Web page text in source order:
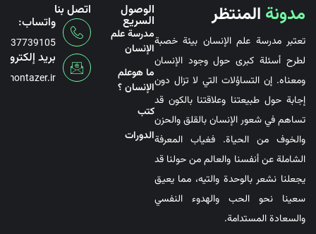
مدونة المنتظر
تعتبر مدرسة علم الإنسان بيئة خصبة
لطرح أسئلة كبرى حول وجود الإنسان
ومعناه. إن التساؤلات التي لا تزال دون
إجابة حول طبيعتنا وعلاقتنا بالكون قد
تساهم في شعور الإنسان بالقلق والحزن
والخوف من الحياة. فغياب المعرفة
الشاملة عن أنفسنا والعالم من حولنا قد
يجعلنا نشعر بالوحدة والتيه، مما يعيق
سعينا نحو الحب والهدوء النفسي
والسعادة المستدامة.
الوصول
السريع
مدرسة علم
الإنسان
ما هوعلم
الإنسان ؟
کتب
الدورات
اتصل بنا
واتساب:
بريد